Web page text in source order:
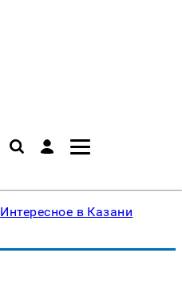
Интересное в Казани